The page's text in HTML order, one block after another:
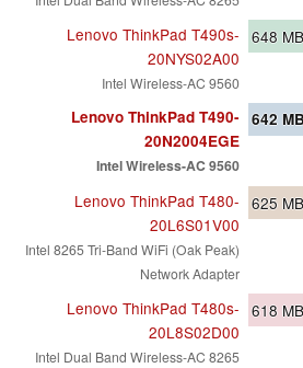
Lenovo ThinkPad T490s-
20NYS02A00
Intel Wireless-AC 9560
648
Lenovo ThinkPad T490-
20N2004EGE
Intel Wireless-AC 9560
642
Lenovo ThinkPad T480-
20L6S01V00
Intel 8265 Tri-Band WiFi (Oak Peak)
Network Adapter
625
Lenovo ThinkPad T480s-
20L8S02D00
Intel Dual Band Wireless-AC 8265
618